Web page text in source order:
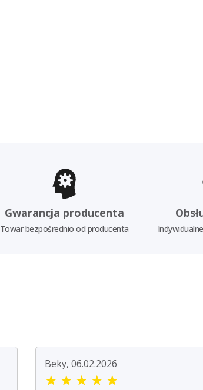
Gwarancja producenta
Towar bezpośrednio od producenta
Beky, 06.02.2026
★ ★ ★ ★ ★